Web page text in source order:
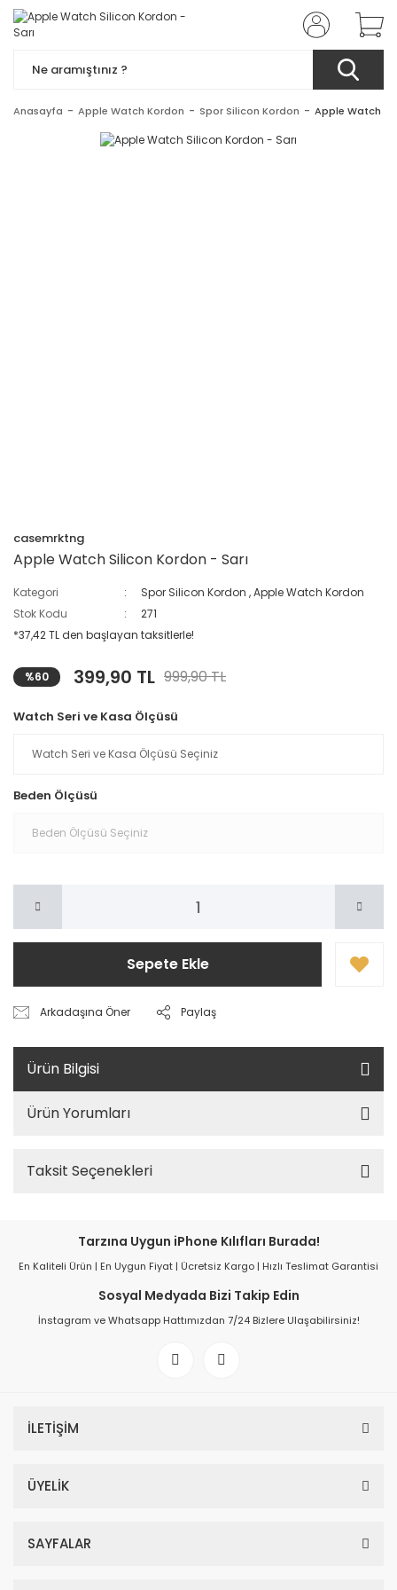
Anasayfa Apple Watch Kordon Spor Silicon Kordon Apple Watch
casemrktng
Apple Watch Silicon Kordon - Sarı
Kategori Spor Silicon Kordon ,Apple Watch Kordon
Stok Kodu
271
*37,42 TL den başlayan taksitlerle!
%60 399,90 TL 999,90 TL
Watch Seri ve Kasa Ölçüsü
Beden Ölçüsü
Sepete Ekle
Arkadaşına Öner Paylaş
Ürün Bilgisi
Ürün Yorumları
Taksit Seçenekleri
Tarzına Uygun iPhone Kılıfları Burada!
En Kaliteli Ürün | En Uygun Fiyat | Ücretsiz Kargo | Hızlı Teslimat Garantisi
Sosyal Medyada Bizi Takip Edin
İnstagram ve Whatsapp Hattımızdan 7/24 Bizlere Ulaşabilirsiniz!
İLETİŞİM
ÜYELİK
SAYFALAR